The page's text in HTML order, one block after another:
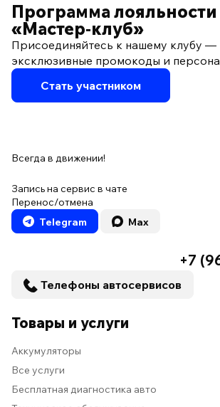
Программа лояльности
«Мастер‑клуб»
Присоединяйтесь к нашему клубу —
эксклюзивные промокоды и
Стать участником
Всегда в движении!
Запись на сервис в чате
Перенос/отмена
Telegram
Max
+7
Телефоны автосервисов
Товары и услуги
Аккумуляторы
Все услуги
Бесплатная диагностика авто